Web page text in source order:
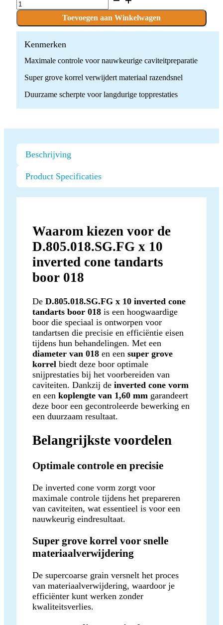
x
Boren
quantity
Toevoegen aan Winkelwagen
Kenmerken
Maximale controle voor nauwkeurige caviteitpreparatie
Super grove korrel verwijdert materiaal razendsnel
Duurzame scherpte voor langdurige topprestaties
Beschrijving
Product Specificaties
Waarom kiezen voor de
D.805.018.SG.FG x 10
inverted cone tandarts
boor 018
De D.805.018.SG.FG x 10 inverted cone
tandarts boor 018 is een hoogwaardige
boor die speciaal is ontworpen voor
tandartsen die precisie en efficiëntie eisen
tijdens hun behandelingen. Met een
diameter van 018 en een super grove
korrel biedt deze boor optimale
snijprestaties bij het voorbereiden van
caviteiten. Dankzij de inverted cone vorm
en een koplengte van 1,60 mm garandeert
deze boor een gecontroleerde bewerking en
een duurzaam resultaat.
Belangrijkste voordelen
Optimale controle en precisie
De inverted cone vorm zorgt voor
maximale controle tijdens het prepareren
van caviteiten, wat essentieel is voor een
nauwkeurig eindresultaat.
Super grove korrel voor snelle
materiaalverwijdering
De supercoarse grain versnelt het proces
van materiaalverwijdering, waardoor je
efficiënter kunt werken zonder
kwaliteitsverlies.